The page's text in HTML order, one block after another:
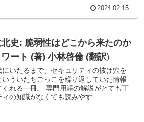
2024.02.15
史: 脆弱性はどこから来たのか
ート (著) 小林啓倫 (翻訳)
いたるまで、セキュリティの抜け穴を
ういたちごっこを繰り返していた情報
れる一冊。 専門用語の解説がとても丁
の知識がなくても読みやす...